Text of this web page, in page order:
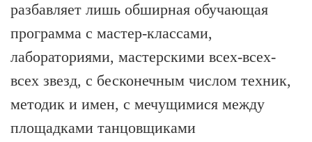
разбавляет лишь обширная обучающая
программа с мастер-классами,
лабораториями, мастерскими всех-всех-
всех звезд, с бесконечным числом техник,
методик и имен, с мечущимися между
площадками танцовщиками